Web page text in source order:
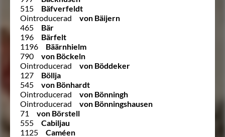
515
Bäfverfeldt
Ointroducerad
von Bäijern
465
Bär
196
Bärfelt
1196
Bäärnhielm
790
von Böckeln
Ointroducerad
von Böddeker
127
Böllja
545
von Bönhardt
Ointroducerad
von Bönningh
Ointroducerad
von Bönningshausen
71
von Börstell
555
Cabiljau
1125
Caméen